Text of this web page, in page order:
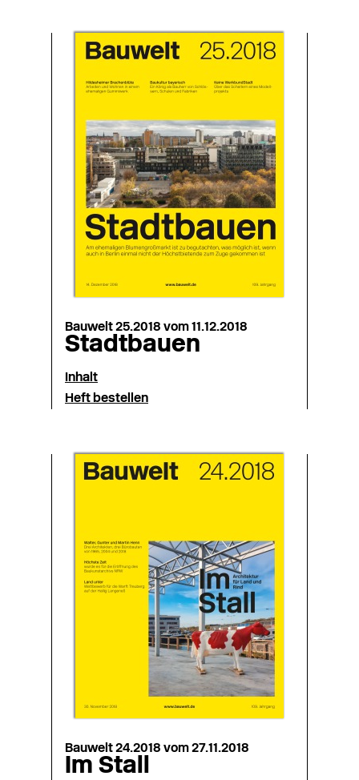
Bauwelt 25.2018 vom 11.12.2018
Stadtbauen
Inhalt
Heft bestellen
Bauwelt 24.2018 vom 27.11.2018
Im Stall